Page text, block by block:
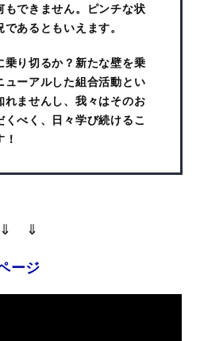
もできません。ピンチな状
あるともいえます。
乗り切るか？新たな壁を乗
ューアルした組合活動とい
れませんし、我々はそのお
べく、日々学び続けるこ
⇓
ージ